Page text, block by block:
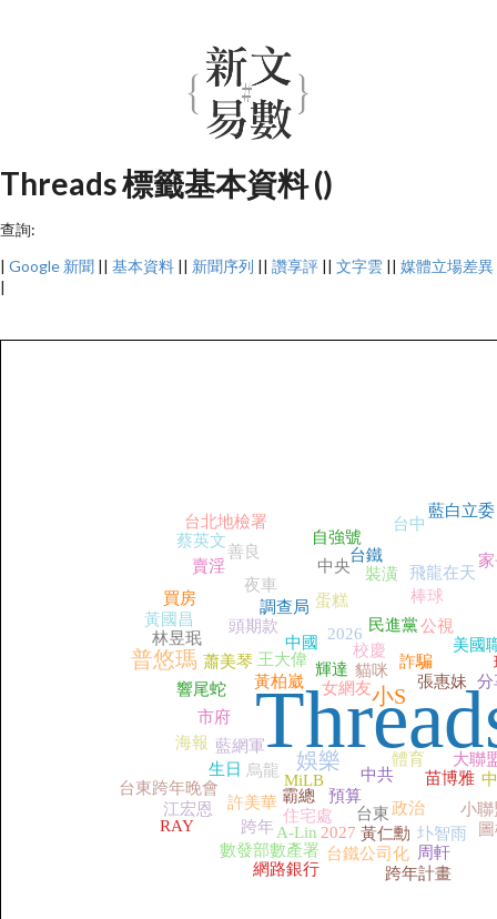
Threads 標籤基本資料 ()
查詢:
| Google 新聞 || 基本資料 || 新聞序列 || 讚享評 || 文字雲 || 媒體立場差異
|
娛樂
小S
普悠瑪
響尾蛇
A-Lin
RAY
公視
預算
江宏恩
張惠妹
小聯
大聯
棒球
林昱珉
夜車
MiLB
體育
美國
黃國昌
台鐵
飛龍在天
買房
政治
民進黨
裝潢
女網友
分
頭期款
霸總
貓咪
校慶
台東
善良
蕭美琴
蛋糕
生日
蔡英文
藍白立委
2026
黃柏崴
許美華
輝達
王大偉
苗博雅
台北地檢署
中共
藍網軍
黃仁勳
市府
住宅處
中央
烏龍
海報
中國
台中
調查局
圤智雨
詐騙
台鐵公司化
自強號
數發部數產署
網路銀行
2027
周軒
跨年
跨年計畫
台東跨年晚會
賣淫